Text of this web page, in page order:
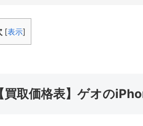
[表示]
【買取価格表】ゲオの